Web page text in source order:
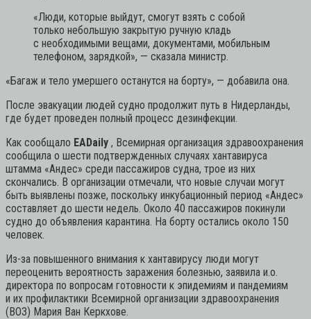
«Люди, которые выйдут, смогут взять с собой
только небольшую закрытую ручную кладь
с необходимыми вещами, документами, мобильным
телефоном, зарядкой», — сказала министр.
«Багаж и тело умершего останутся на борту», — добавила она.
После эвакуации людей судно продолжит путь в Нидерланды,
где будет проведен полный процесс дезинфекции.
Как сообщало EADaily , Всемирная организация здравоохранения
сообщила о шести подтвержденных случаях хантавируса
штамма «Андес» среди пассажиров судна, трое из них
скончались. В организации отмечали, что новые случаи могут
быть выявлены позже, поскольку инкубационный период «Андес»
составляет до шести недель. Около 40 пассажиров покинули
судно до объявления карантина. На борту остались около 150
человек.
Из-за повышенного внимания к хантавирусу люди могут
переоценить вероятность заражения болезнью, заявила и.о.
директора по вопросам готовности к эпидемиям и пандемиям
и их профилактики Всемирной организации здравоохранения
(ВОЗ) Мария Ван Керкхове.